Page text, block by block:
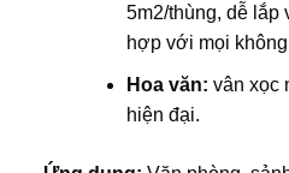
5m2/thùng, dễ lắp
hợp với mọi
Hoa văn: vân xọc
hiện đại.